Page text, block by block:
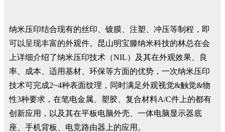
纳米压印结合现有的丝印、镀膜、注塑、冲压等制程，即
可以呈现丰富的外观件。昆山明宝滕纳米科技的林总在会
上详细介绍了纳米压印技术（NIL）及其在外观效果、良
率、成本、适用基材、环保等方面的优势，一次纳米压印
技术可完成2~4种表面纹理，同时满足外观视觉&触觉&物
性3种要求，在笔电金属、塑胶、复合材料A/C件上的都有
创新应用，以及其在平板电脑外壳、一体电脑显示器底
座、手机背板、电竞路由器上的应用。